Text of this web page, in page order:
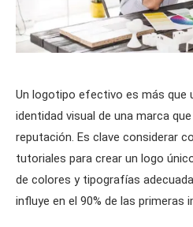
Un logotipo efectivo es más que
identidad visual de una marca
reputación. Es clave considerar
tutoriales para crear un logo
de colores y tipografías
influye en el 90% de las primeras